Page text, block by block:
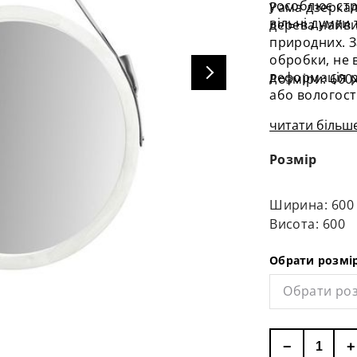
уособлює
вільні думки
Рама
дерева
природних.
обробки, не
деформація
або
Розміри:
читати
Розмір
Ширина: 600
Висота: 600
Обрати
Обрати
− +